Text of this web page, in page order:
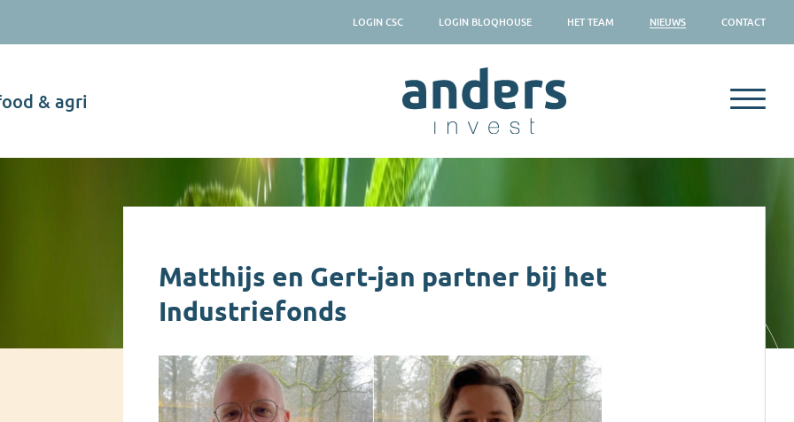
LOGIN CSC LOGIN BLOQHOUSE HET TEAM NIEUWS CONTACT
& agri
Nieuws
Matthijs en Gert-jan partner bij het
Industriefonds